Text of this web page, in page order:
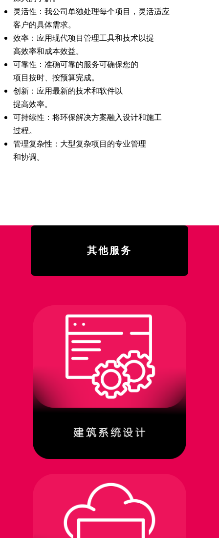
灵活性 ：我公司单独处理每个项目，灵活适应
客户的具体需求。
效率 ：应用现代项目管理工具和技术以提
高效率和成本效益。
可靠性 ：准确可靠的服务可确保您的
项目按时、按预算完成。
创新 ：应用最新的技术和软件以
提高效率。
可持续性 ：将环保解决方案融入设计和施工
过程。
管理复杂性 ：大型复杂项目的专业管理
和协调。
其他服务